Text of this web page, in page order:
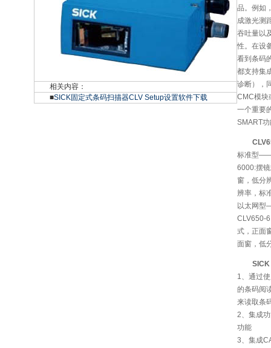
相关内容：
■SICK固定式条码扫描器CLV Setup设置软件下载
品。例如
成激光测
吞吐量以
性。在设
看到条码
都支持集
诊断），
CMC模块
一个重要
SMART
标准型
6000:摆
窗，低分
辨率，标
以太网型
CLV650-
式，正面
面窗，低
SICK
1、通过
的条码阅
来读取条
2、集成
功能
3、集成